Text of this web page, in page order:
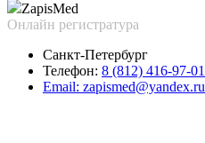
ZapisMed
Онлайн регистратура
Санкт-Петербург
Телефон: 8 (812) 416-97-01
Email: zapismed@yandex.ru